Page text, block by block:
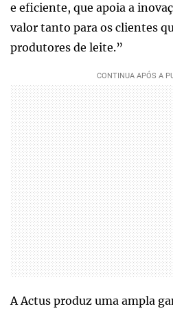
e eficiente, que apoia a
valor tanto para os clientes
produtores de leite.”
A Actus produz uma ampla